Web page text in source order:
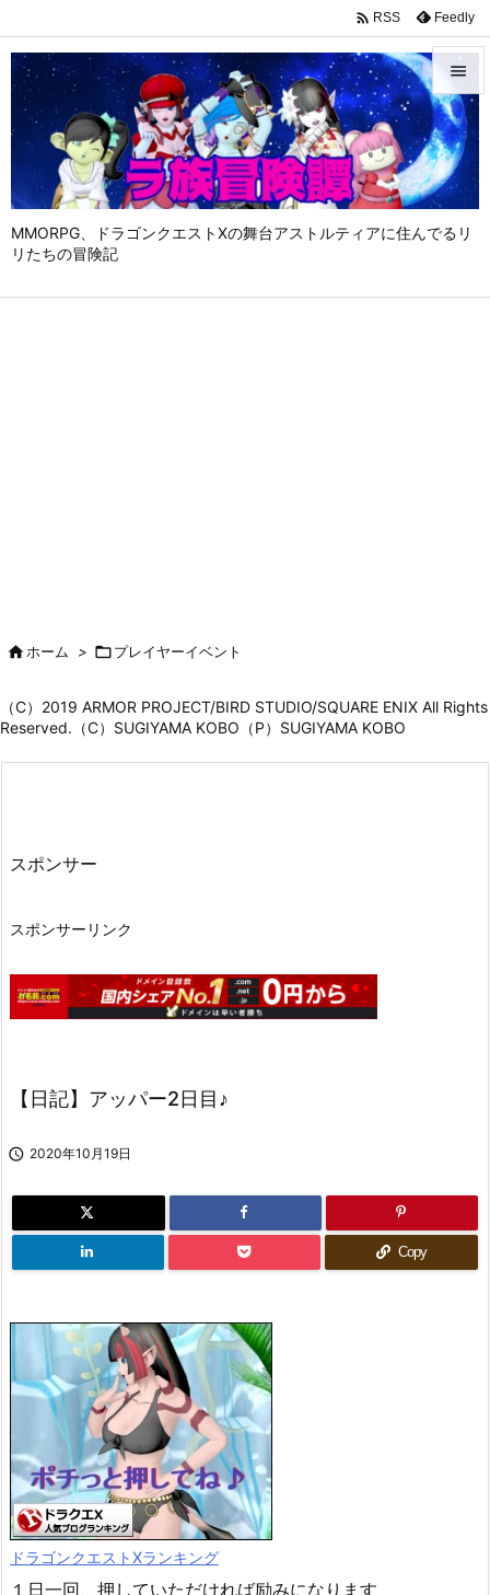
MMORPG、ドラゴンクエストⅩの舞台アストルティアに住んでるリ
リたちの冒険記


メニュ

サイド

 RSS Feedly
ホーム > プレイヤーイベント
（C）2019 ARMOR PROJECT/BIRD STUDIO/SQUARE ENIX All Rights
Reserved.（C）SUGIYAMA KOBO（P）SUGIYAMA KOBO
スポンサー
スポンサーリンク
【日記】アッパー2日目♪
 2020年10月19日
Copy
ドラゴンクエストXランキング
１日一回、押していただければ励みになります